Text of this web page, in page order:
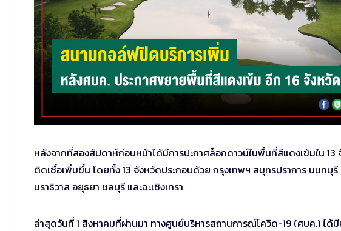
หลังจากที่สองสัปดาห์ก่อนหน้าได้มีการปะกาศล็อกดาวน์ในพื้นที่สีแดงเข้มใน
ติดเชื้อเพิ่มขึ้น โดยทั้ง 13 จังหวัดประกอบด้วย กรุงเทพฯ สมุทรปราการ นนท
นราธิวาส อยุธยา ชลบุรี และฉะเชิงเทรา
ล่าสุดวันที่ 1 สิงหาคมที่ผ่านมา ทางศูนย์บริหารสถานการณ์โควิด-19 (ศบค.) ได้